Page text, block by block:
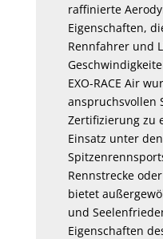
raffinierte
Eigenschaften,
Rennfahrer und
EXO-RACE Air
anspruchsvollen
Zertifizierung zu
Einsatz unter
Rennstrecke
bietet
und
Eigenschaften